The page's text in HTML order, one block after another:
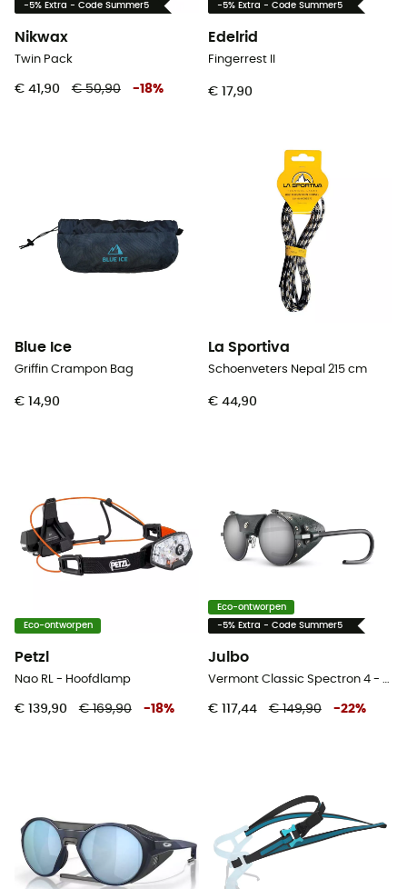
-5% Extra - Code Summer5
Nikwax
Twin Pack
€ 41,90 € 50,90 -18%
-5% Extra - Code Summer5
Edelrid
Fingerrest II
€ 17,90
Blue Ice
Griffin Crampon Bag
€ 14,90
La Sportiva
Schoenveters Nepal 215 cm
€ 44,90
Eco-ontworpen
Petzl
Nao RL - Hoofdlamp
€ 139,90 € 169,90 -18%
Eco-ontworpen
-5% Extra - Code Summer5
Julbo
Vermont Classic Spectron 4 - Gletsjerbril
€ 117,44 € 149,90 -22%